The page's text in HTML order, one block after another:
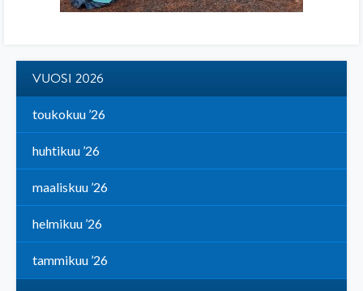
VUOSI 2026
toukokuu ’26
huhtikuu ’26
maaliskuu ’26
helmikuu ’26
tammikuu ’26